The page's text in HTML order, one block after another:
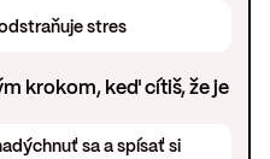
stres
krokom, keď cítiš, že je
sa a spísať si